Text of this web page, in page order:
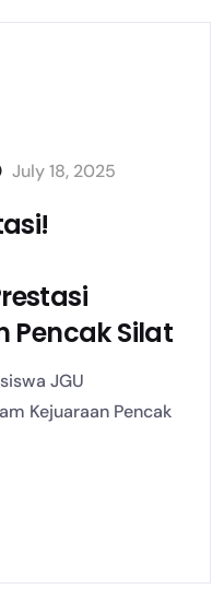
July 18, 2025
Pencak Silat
JGU
Kejuaraan Pencak